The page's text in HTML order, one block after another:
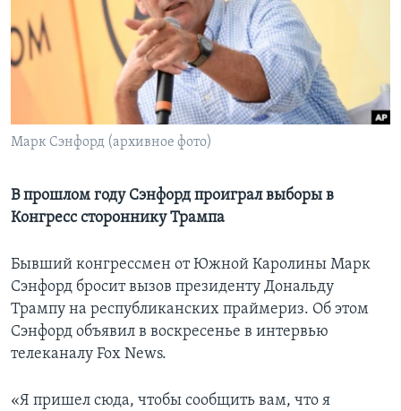
Learning English
СОЦИАЛЬНЫЕ СЕТИ
Марк Сэнфорд (архивное фото)
В прошлом году Сэнфорд проиграл выборы в
Конгресс стороннику Трампа
Бывший конгрессмен от Южной Каролины Марк
Сэнфорд бросит вызов президенту Дональду
Трампу на республиканских праймериз. Об этом
Сэнфорд объявил в воскресенье в интервью
телеканалу Fox News.
«Я пришел сюда, чтобы сообщить вам, что я